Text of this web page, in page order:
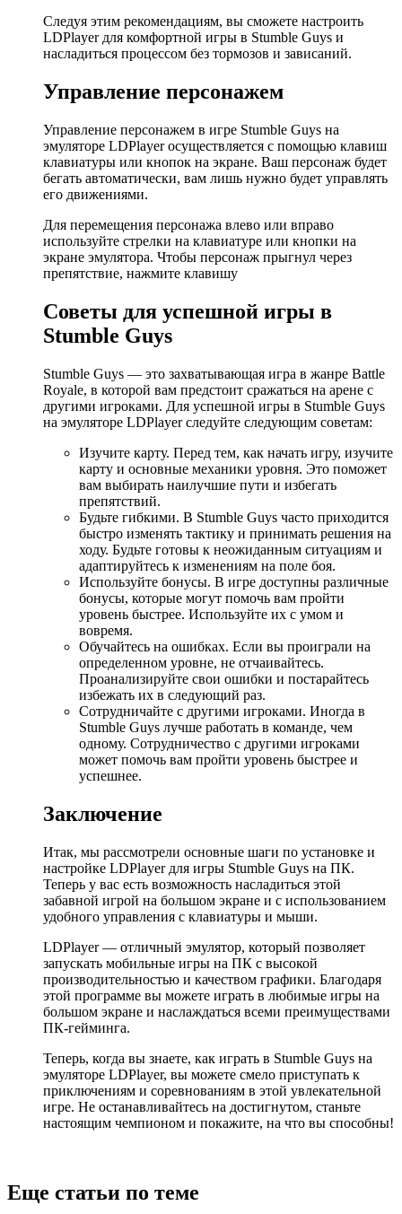
Следуя этим рекомендациям, вы сможете настроить
LDPlayer для комфортной игры в Stumble Guys и
насладиться процессом без тормозов и зависаний.
Управление персонажем
Управление персонажем в игре Stumble Guys на
эмуляторе LDPlayer осуществляется с помощью клавиш
клавиатуры или кнопок на экране. Ваш персонаж будет
бегать автоматически, вам лишь нужно будет управлять
его движениями.
Для перемещения персонажа влево или вправо
используйте стрелки на клавиатуре или кнопки на
экране эмулятора. Чтобы персонаж прыгнул через
препятствие, нажмите клавишу
Советы для успешной игры в
Stumble Guys
Stumble Guys — это захватывающая игра в жанре Battle
Royale, в которой вам предстоит сражаться на арене с
другими игроками. Для успешной игры в Stumble Guys
на эмуляторе LDPlayer следуйте следующим советам:
Изучите карту. Перед тем, как начать игру, изучите
карту и основные механики уровня. Это поможет
вам выбирать наилучшие пути и избегать
препятствий.
Будьте гибкими. В Stumble Guys часто приходится
быстро изменять тактику и принимать решения на
ходу. Будьте готовы к неожиданным ситуациям и
адаптируйтесь к изменениям на поле боя.
Используйте бонусы. В игре доступны различные
бонусы, которые могут помочь вам пройти
уровень быстрее. Используйте их с умом и
вовремя.
Обучайтесь на ошибках. Если вы проиграли на
определенном уровне, не отчаивайтесь.
Проанализируйте свои ошибки и постарайтесь
избежать их в следующий раз.
Сотрудничайте с другими игроками. Иногда в
Stumble Guys лучше работать в команде, чем
одному. Сотрудничество с другими игроками
может помочь вам пройти уровень быстрее и
успешнее.
Заключение
Итак, мы рассмотрели основные шаги по установке и
настройке LDPlayer для игры Stumble Guys на ПК.
Теперь у вас есть возможность насладиться этой
забавной игрой на большом экране и с использованием
удобного управления с клавиатуры и мыши.
LDPlayer — отличный эмулятор, который позволяет
запускать мобильные игры на ПК с высокой
производительностью и качеством графики. Благодаря
этой программе вы можете играть в любимые игры на
большом экране и наслаждаться всеми преимуществами
ПК-гейминга.
Теперь, когда вы знаете, как играть в Stumble Guys на
эмуляторе LDPlayer, вы можете смело приступать к
приключениям и соревнованиям в этой увлекательной
игре. Не останавливайтесь на достигнутом, станьте
настоящим чемпионом и покажите, на что вы способны!
Еще статьи по теме